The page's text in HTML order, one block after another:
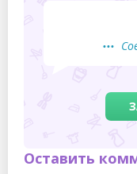
Оставить